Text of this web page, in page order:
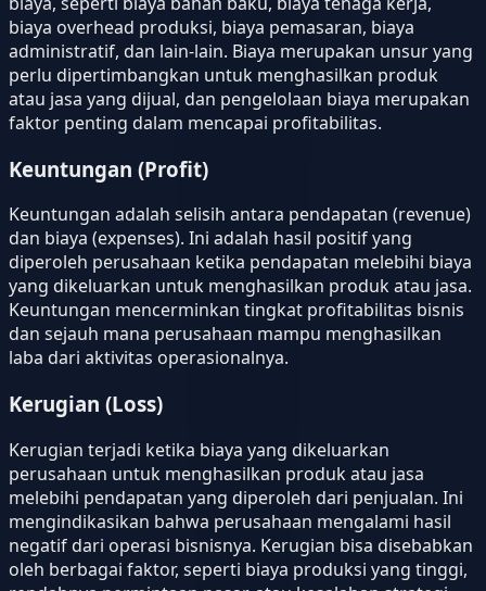
biaya overhead produksi, biaya pemasaran, biaya
administratif, dan lain-lain. Biaya merupakan unsur yang
perlu dipertimbangkan untuk menghasilkan produk
atau jasa yang dijual, dan pengelolaan biaya merupakan
faktor penting dalam mencapai profitabilitas.
Keuntungan (Profit)
Keuntungan adalah selisih antara pendapatan (revenue)
dan biaya (expenses). Ini adalah hasil positif yang
diperoleh perusahaan ketika pendapatan melebihi biaya
yang dikeluarkan untuk menghasilkan produk atau jasa.
Keuntungan mencerminkan tingkat profitabilitas bisnis
dan sejauh mana perusahaan mampu menghasilkan
laba dari aktivitas operasionalnya.
Kerugian (Loss)
Kerugian terjadi ketika biaya yang dikeluarkan
perusahaan untuk menghasilkan produk atau jasa
melebihi pendapatan yang diperoleh dari penjualan. Ini
mengindikasikan bahwa perusahaan mengalami hasil
negatif dari operasi bisnisnya. Kerugian bisa disebabkan
oleh berbagai faktor, seperti biaya produksi yang tinggi,